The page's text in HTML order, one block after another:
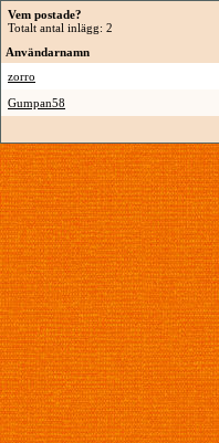
Vem postade?
Totalt antal inlägg: 2
Användarnamn
zorro
Gumpan58